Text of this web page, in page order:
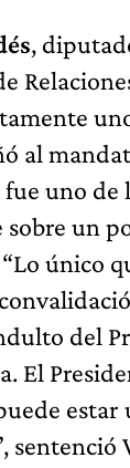
,
al
fue uno de
sobre un
único
del
El
estar
sentenció